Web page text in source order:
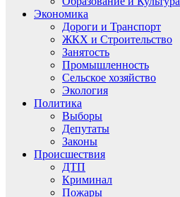
Экономика
Дороги и Транспорт
ЖКХ и Строительство
Занятость
Промышленность
Сельское хозяйство
Экология
Политика
Выборы
Депутаты
Законы
Происшествия
ДТП
Криминал
Пожары